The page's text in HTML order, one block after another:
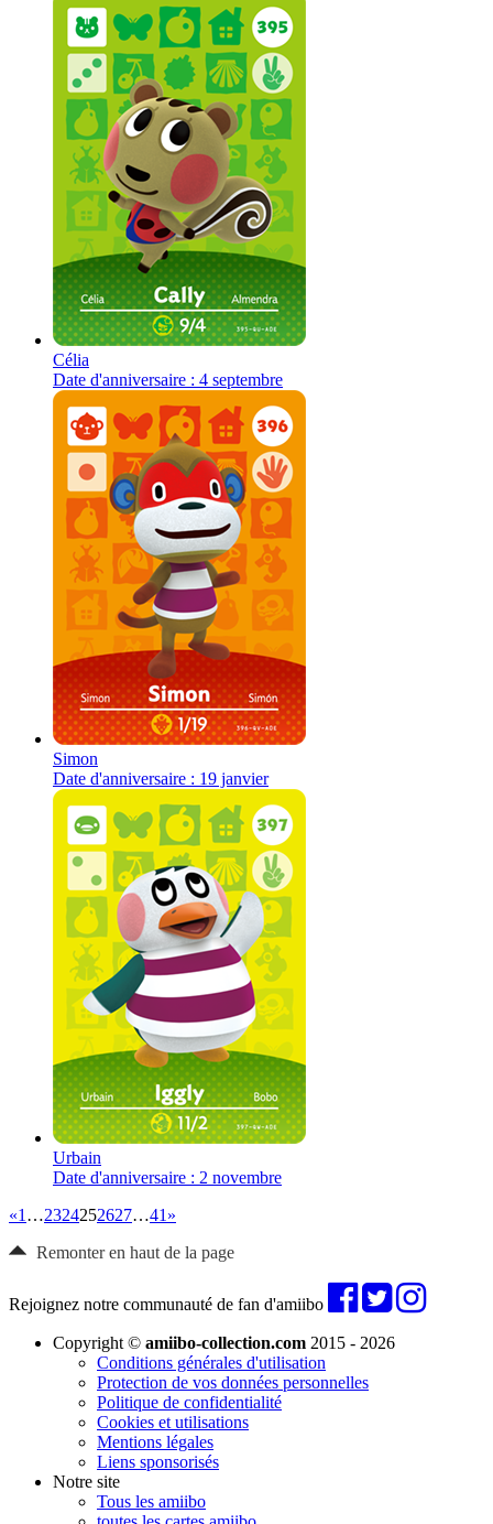
Célia
Date d'anniversaire : 4 septembre
Simon
Date d'anniversaire : 19 janvier
Urbain
Date d'anniversaire : 2 novembre
«1 …2324252627…41 »
Remonter en haut de la page
Rejoignez notre communauté de fan d'amiibo
Copyright © amiibo-collection.com 2015 - 2026
Conditions générales d'utilisation
Protection de vos données personnelles
Politique de confidentialité
Cookies et utilisations
Mentions légales
Liens sponsorisés
Notre site
Tous les amiibo